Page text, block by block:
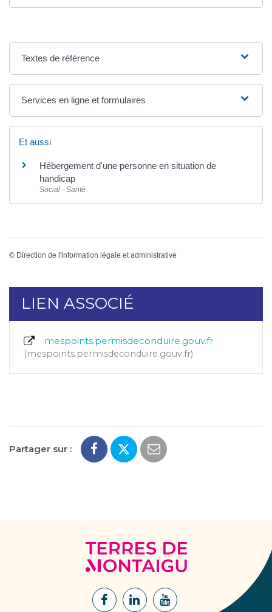
Textes de référence
Services en ligne et formulaires
Et aussi
Hébergement d'une personne en situation de
handicap
Social - Santé
© Direction de l'information légale et administrative
LIEN ASSOCIÉ
mespoints.permisdeconduire.gouv.fr
mespoints.permisdeconduire.gouv.fr
Partager sur :
Terres
de
Montaigu
Lien
Lien
Lien